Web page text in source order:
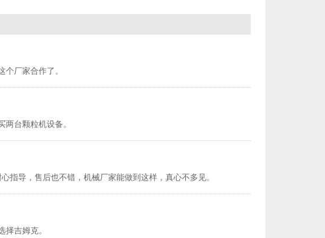
厂家合作了。
台颗粒机设备。
指导，售后也不错，机械厂家能做到这样，真心不多见。
吉姆克。